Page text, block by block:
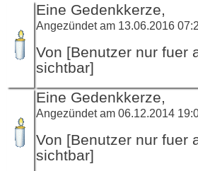
Eine Gedenkkerze,
Angezündet am 13.06.2016
Von [Benutzer nur fuer
sichtbar]
Eine Gedenkkerze,
Angezündet am 06.12.2014
Von [Benutzer nur fuer
sichtbar]